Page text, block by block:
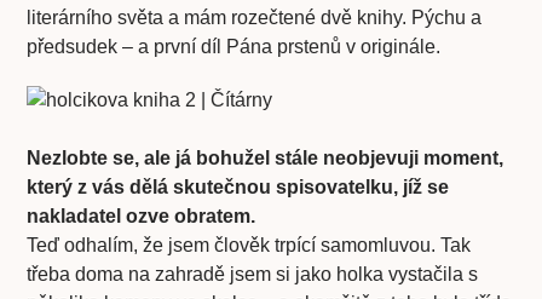
literárního světa a mám rozečtené dvě knihy. Pýchu a
předsudek – a první díl Pána prstenů v originále.
Nezlobte se, ale já bohužel stále neobjevuji moment,
který z vás dělá skutečnou spisovatelku, jíž se
nakladatel ozve obratem.
Teď odhalím, že jsem člověk trpící samomluvou. Tak
třeba doma na zahradě jsem si jako holka vystačila s